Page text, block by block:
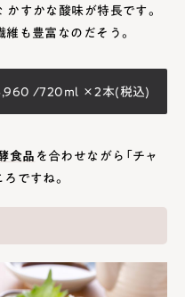
すかな酸味が特長です。
維も豊富なのだそう。
/720ml ×2本(税込)
食品 を合わせながら「チャ
ですね。